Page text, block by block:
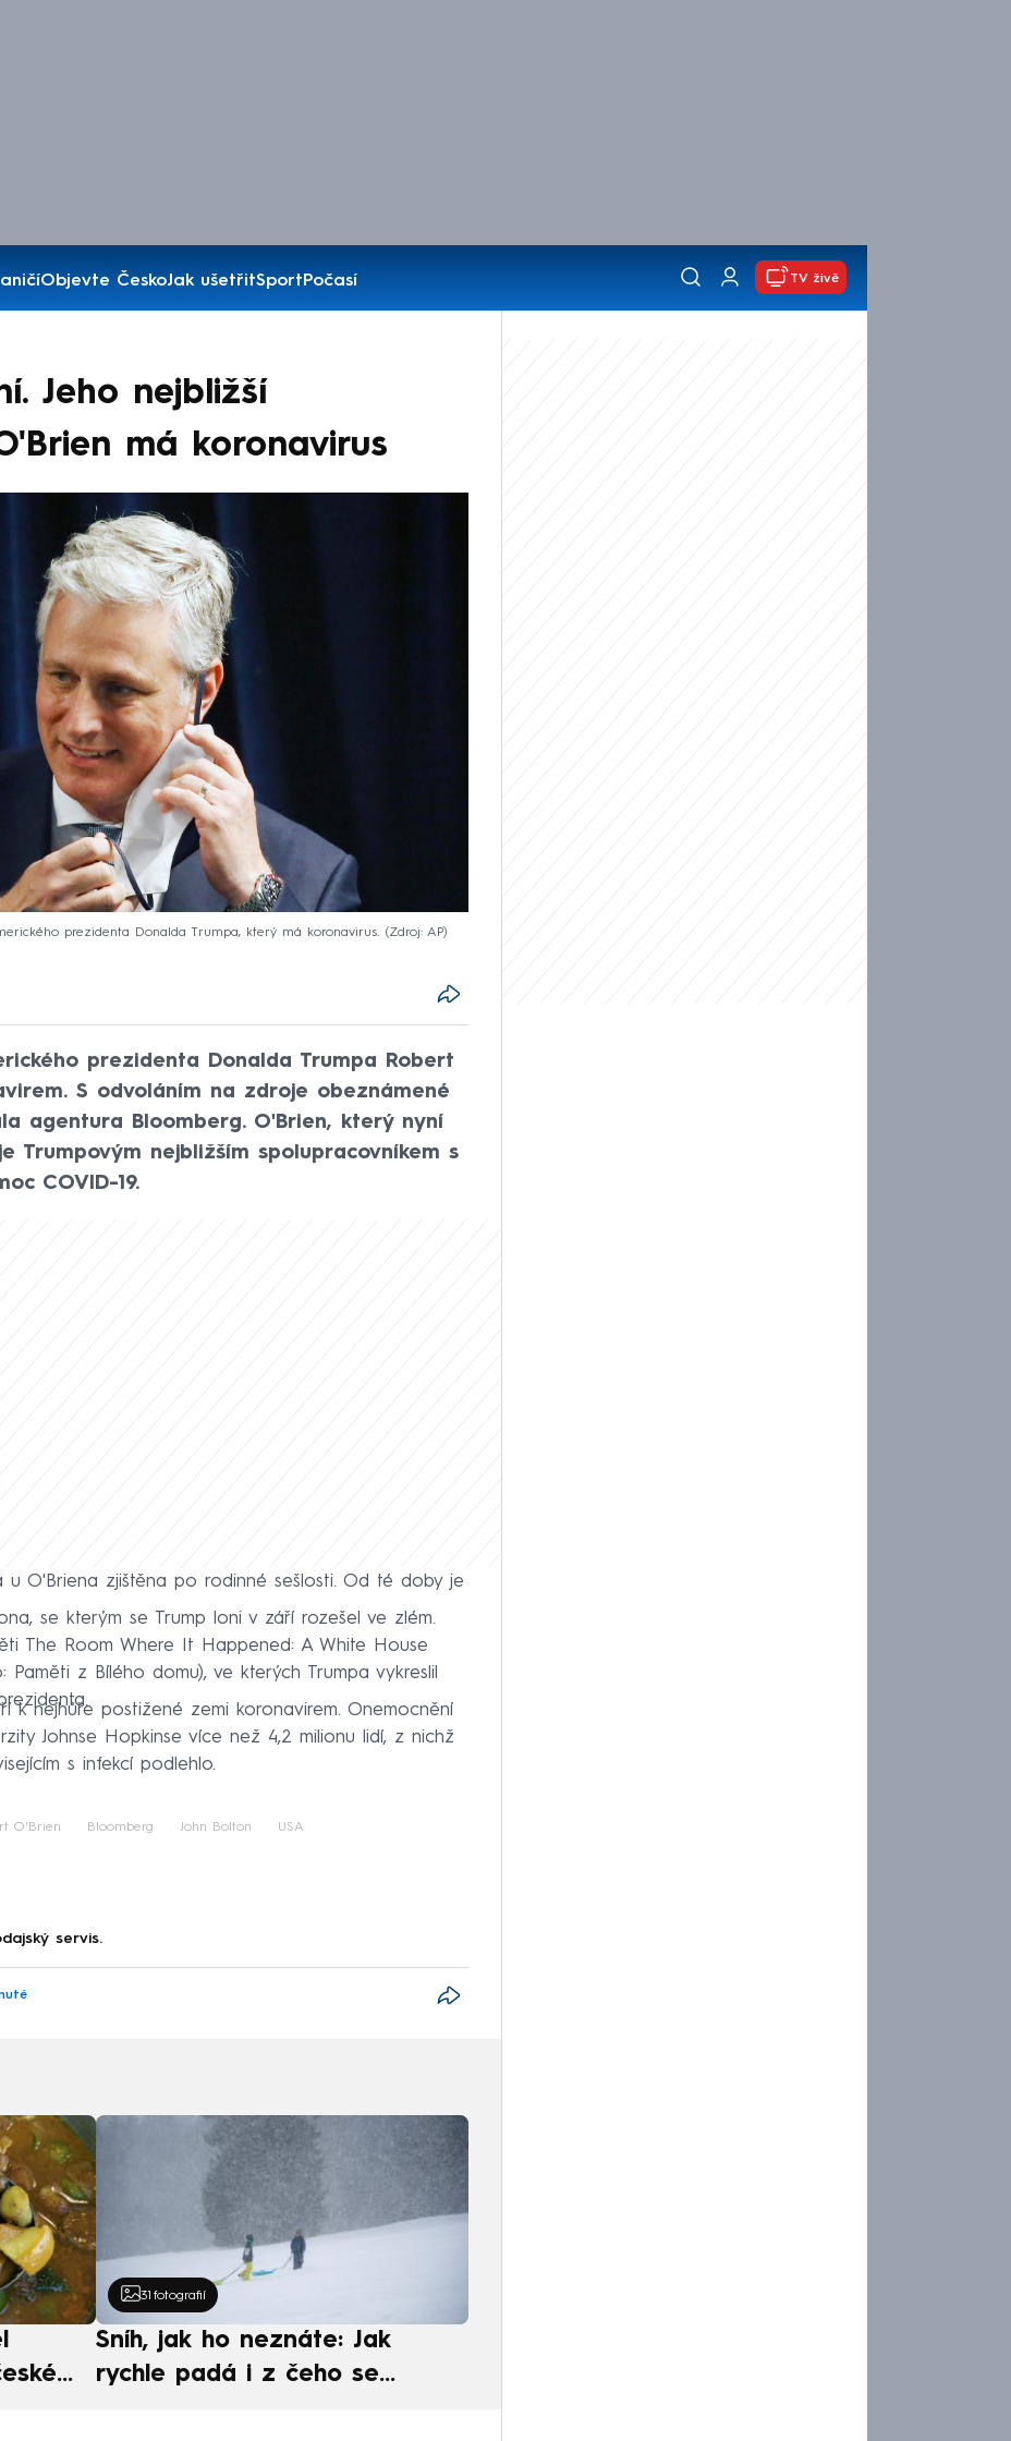
Objevte ČeskoJak ušetřitSportPočasí
TV živě
Jeho nejbližší
má koronavirus
prezidenta Donalda Trumpa, který má koronavirus. Zdroj: AP
prezidenta Donalda Trumpa Robert
S odvoláním na zdroje obeznámené
agentura Bloomberg. O'Brien, který nyní
Trumpovým nejbližším spolupracovníkem s
COVID-19.
u O'Briena zjištěna po rodinné sešlosti. Od té doby je
se kterým se Trump loni v září rozešel ve zlém.
The Room Where It Happened: A White House
z Bílého domu), ve kterých Trumpa vykreslil
k nejhůře postižené zemi koronavirem. Onemocnění
Johnse Hopkinse více než 4,2 milionu lidí, z nichž
s infekcí podlehlo.
O'Brien Bloomberg John Bolton USA
servis.
31 fotografií
Sníh, jak ho neznáte: Jak
rychle padá i z čeho se